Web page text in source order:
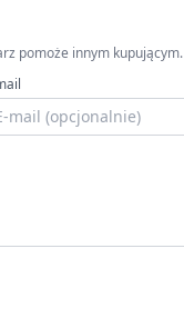
pomoże innym kupującym.